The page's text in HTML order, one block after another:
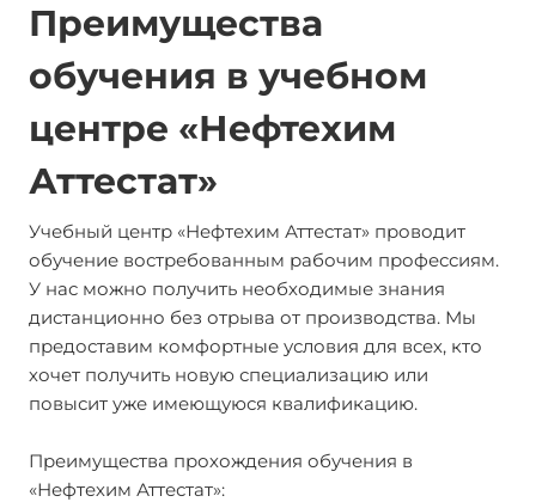
Преимущества
обучения в учебном
центре «Нефтехим
Аттестат»
Учебный центр «Нефтехим Аттестат» проводит
обучение востребованным рабочим профессиям.
У нас можно получить необходимые знания
дистанционно без отрыва от производства. Мы
предоставим комфортные условия для всех, кто
хочет получить новую специализацию или
повысит уже имеющуюся квалификацию.
Преимущества прохождения обучения в
«Нефтехим Аттестат»: